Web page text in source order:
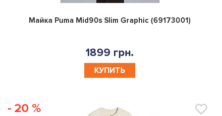
0
Майка Puma Mid90s Slim Graphic (69173001)
1899 грн.
КУПИТЬ
- 20 %